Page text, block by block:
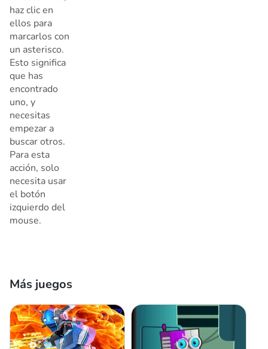
haz clic en
ellos para
marcarlos con
un asterisco.
Esto significa
que has
encontrado
uno, y
necesitas
empezar a
buscar otros.
Para esta
acción, solo
necesita usar
el botón
izquierdo del
mouse.
Más juegos